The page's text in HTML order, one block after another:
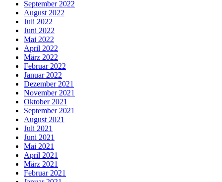
September 2022
August 2022
Juli 2022
Juni 2022
Mai 2022
April 2022
März 2022
Februar 2022
Januar 2022
Dezember 2021
November 2021
Oktober 2021
September 2021
August 2021
Juli 2021
Juni 2021
Mai 2021
April 2021
März 2021
Februar 2021